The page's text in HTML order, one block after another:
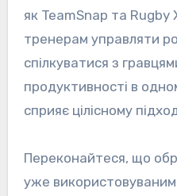
як TeamSnap та
тренерам управляти
спілкуватися з
продуктивності в
сприяє цілісному
Переконайтеся, що
уже